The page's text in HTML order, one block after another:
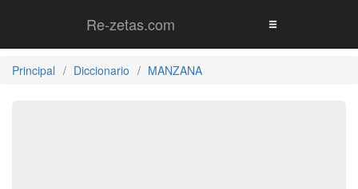
Re-zetas.com
Principal Diccionario MANZANA